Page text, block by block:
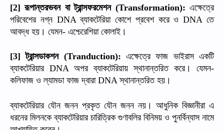
[2]রূপান্তরভবন বা ট্রান্সফরমেশন(Transformation):এক্ষেত্রে
পরিবেশের নগ্নDNAব্যাকটেরিয়া কোশে প্রবেশ করে ও DNAতে
আবদ্ধ হয়। যেমন- এশ্চেরেশিয়া কোলাই।
[3]ট্রান্সডাকশন(Tranduction):এক্ষেত্রে ফাজ ভাইরাস একটি
ব্যাকটেরিয়ারDNA অপর ব্যাকটেরিয়ায় স্থানান্তরিত করে। যেমন-
কলিফাজ ও ল্যামডা ফাজ দ্বারাDNAস্থানান্তরিত হয়।
ব্যাকটেরিয়ার যৌন জনন প্রকৃত যৌন জনন নয়। আধুনিক বিজ্ঞানীরা এ
ধরনের মিলনকে ব্যাকটেরিয়ার চারিত্রিক গুণাবলির বিনিময় ও পুনর্বিন্যাস নামে